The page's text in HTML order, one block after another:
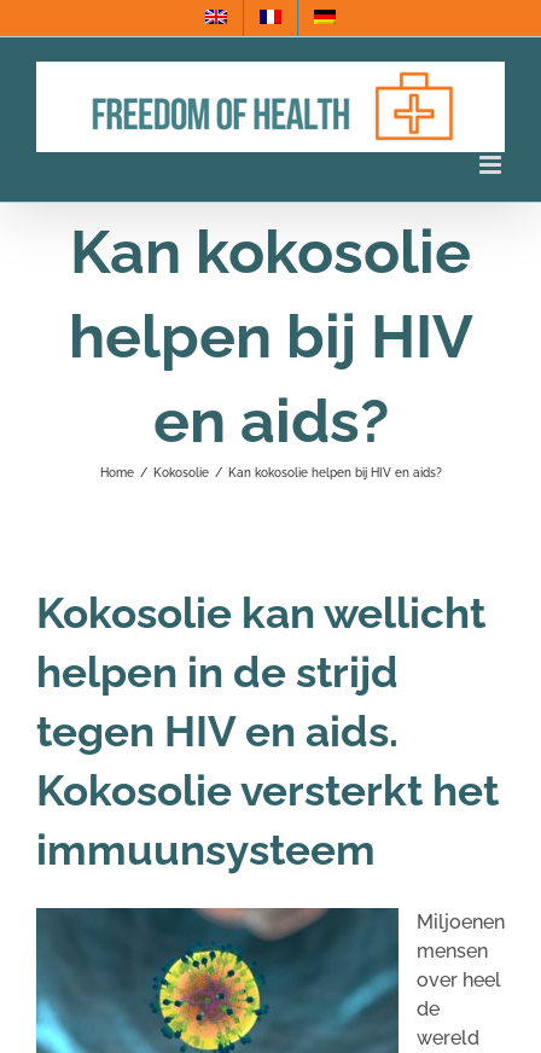
naar
Kan kokosolie
helpen bij HIV
en aids?
Home / Kokosolie / Kan kokosolie helpen bij HIV en aids?
Kokosolie kan wellicht
helpen in de strijd
tegen HIV en aids.
Kokosolie versterkt het
immuunsysteem
Miljoenen
mensen
over heel
de
wereld